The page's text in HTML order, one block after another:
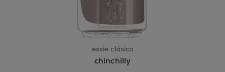
essie clásico
chinchilly